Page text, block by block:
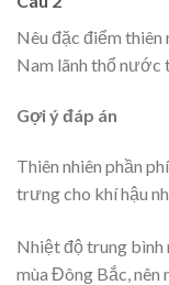
Nêu đặc điểm thiên
Nam lãnh thổ nước
Gợi ý đáp án
Thiên nhiên phần
trưng cho khí hậu
Nhiệt độ trung
mùa Đông Bắc, nên